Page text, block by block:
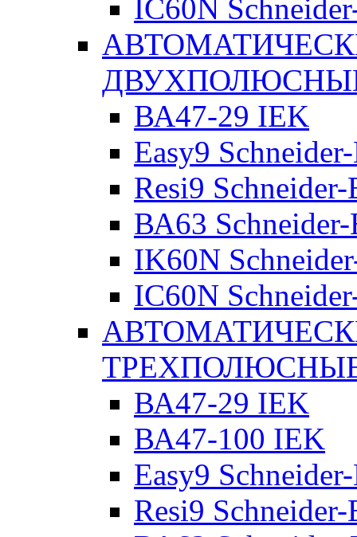
IC60N
ВА47-29 IEK
Easy9
Resi9
ВА63
IK60N
IC60N
ВА47-29 IEK
ВА47-100 IEK
Easy9
Resi9